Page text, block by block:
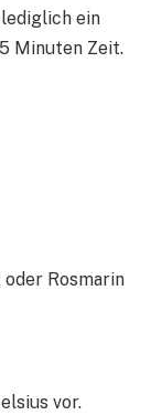
ein
Minuten Zeit.
Rosmarin
vor.